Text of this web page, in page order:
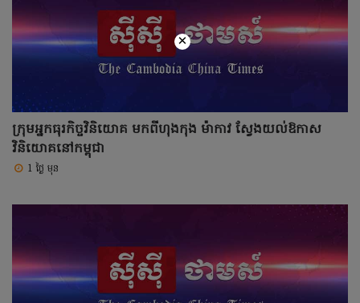
ក្រុមអ្នកធុរកិច្ចវិនិយោគ មកពីហុងកុង ម៉ាកាវ ស្វែងយល់ឱកាស
វិនិយោគនៅកម្ពុជា
1 ថ្ងៃ មុន
×